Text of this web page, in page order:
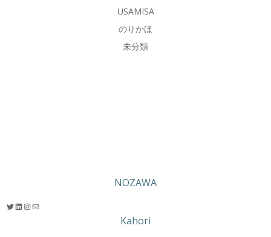
USAMISA
のりかほ
未分類
NOZAWA
Twitter LinkedIn Instagramメール
Kahori